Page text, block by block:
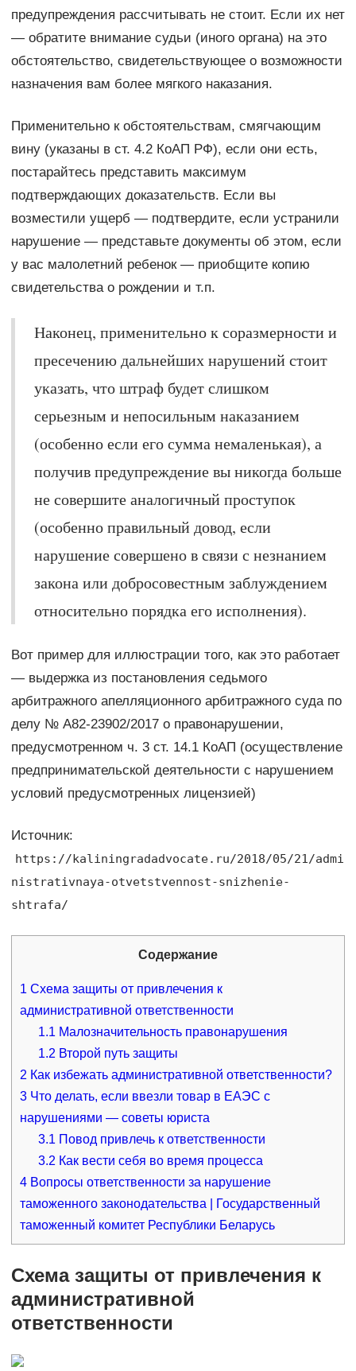
предупреждения рассчитывать не стоит. Если их нет
— обратите внимание судьи (иного органа) на это
обстоятельство, свидетельствующее о возможности
назначения вам более мягкого наказания.
Применительно к обстоятельствам, смягчающим
вину (указаны в ст. 4.2 КоАП РФ), если они есть,
постарайтесь представить максимум
подтверждающих доказательств. Если вы
возместили ущерб — подтвердите, если устранили
нарушение — представьте документы об этом, если
у вас малолетний ребенок — приобщите копию
свидетельства о рождении и т.п.
Наконец, применительно к соразмерности и
пресечению дальнейших нарушений стоит
указать, что штраф будет слишком
серьезным и непосильным наказанием
(особенно если его сумма немаленькая), а
получив предупреждение вы никогда больше
не совершите аналогичный проступок
(особенно правильный довод, если
нарушение совершено в связи с незнанием
закона или добросовестным заблуждением
относительно порядка его исполнения).
Вот пример для иллюстрации того, как это работает
— выдержка из постановления седьмого
арбитражного апелляционного арбитражного суда по
делу № А82-23902/2017 о правонарушении,
предусмотренном ч. 3 ст. 14.1 КоАП (осуществление
предпринимательской деятельности с нарушением
условий предусмотренных лицензией)
Источник:
https://kaliningradadvocate.ru/2018/05/21/admi
nistrativnaya-otvetstvennost-snizhenie-
shtrafa/
Содержание
1 Схема защиты от привлечения к
административной ответственности
1.1 Малозначительность правонарушения
1.2 Второй путь защиты
2 Как избежать административной ответственности?
3Что делать, если ввезли товар в ЕАЭС с
нарушениями — советы юриста
3.1 Повод привлечь к ответственности
3.2 Как вести себя во время процесса
4Вопросы ответственности за нарушение
таможенного законодательства | Государственный
таможенный комитет Республики Беларусь
Схема защиты от привлечения к
административной
ответственности